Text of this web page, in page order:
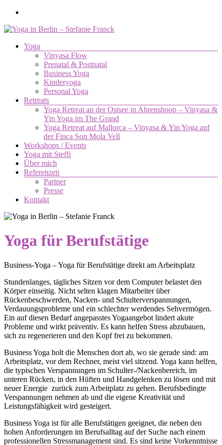
Zum
springen
Yoga
Stefanie
Franck
Körper,
Geist
Menü
Yoga
Vinyasa Flow
Prenatal & Postnatal
Business Yoga
Kinderyoga
Personal Yoga
Retreats
Yoga Retreat an der Ostsee in Ahrenshoop – Vinyasa &
Yin Yoga im The Grand
Yoga Retreat auf Mallorca – Vinyasa & Yin Yoga auf
der Finca Son Mola Vell
Workshops / Events
Yoga mit Steffi
Über mich
Referenzen
Partner
Presse
Kontakt
Yoga für Berufstätige
Business-Yoga – Yoga für Berufstätige direkt am Arbeitsplatz
Stundenlanges, tägliches Sitzen vor dem Computer belastet den
Körper einseitig. Nicht selten klagen Mitarbeiter über
Rückenbeschwerden, Nacken- und Schulterverspannungen,
Verdauungsprobleme und ein schlechter werdendes Sehvermögen.
Ein auf diesen Bedarf angepasstes Yogaangebot lindert akute
Probleme und wirkt präventiv. Es kann helfen Stress abzubauen,
sich zu regenerieren und den Kopf frei zu bekommen.
Business Yoga holt die Menschen dort ab, wo sie gerade sind: am
Arbeitsplatz, vor dem Rechner, meist viel sitzend. Yoga kann helfen,
die typischen Verspannungen im Schulter-/Nackenbereich, im
unteren Rücken, in den Hüften und Handgelenken zu lösen und mit
neuer Energie zurück zum Arbeitplatz zu gehen. Berufsbedingte
Verspannungen nehmen ab und die eigene Kreativität und
Leistungsfähigkeit wird gesteigert.
Business Yoga ist für alle Berufstätigen geeignet, die neben den
hohen Anforderungen im Berufsalltag auf der Suche nach einem
professionellen Stressmanagement sind. Es sind keine Vorkenntnisse